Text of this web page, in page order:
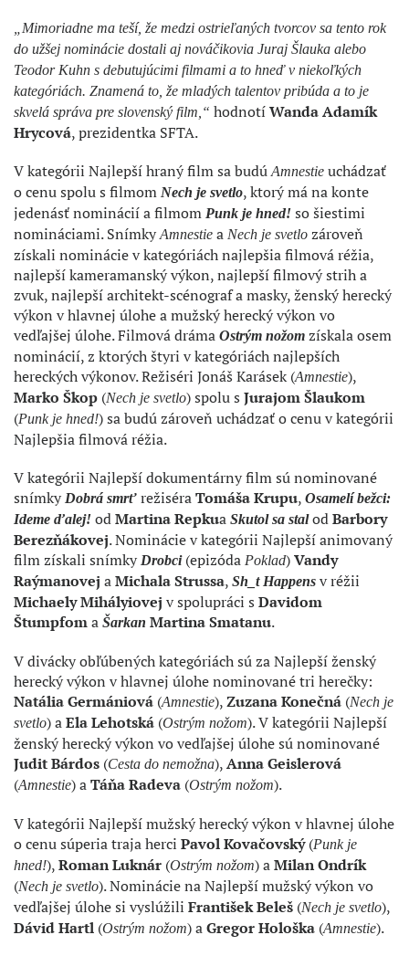
„Mimoriadne ma teší, že medzi ostrieľaných tvorcov sa tento rok
do užšej nominácie dostali aj nováčikovia Juraj Šlauka alebo
Teodor Kuhn s debutujúcimi filmami a to hneď v niekoľkých
kategóriách. Znamená to, že mladých talentov pribúda a to je
skvelá správa pre slovenský film,“ hodnotíWanda Adamík
Hrycová, prezidentka SFTA.
V kategórii Najlepší hraný film sa budúAmnestie uchádzať
o cenu spolu s filmom Nech je svetlo, ktorý má na konte
jedenásť nominácií a filmom Punk je hned! so šiestimi
nomináciami. SnímkyAmnestie a Nech je svetlo zároveň
získali nominácie v kategóriách najlepšia filmová réžia,
najlepší kameramanský výkon, najlepší filmový strih a
zvuk, najlepší architekt-scénograf a masky, ženský herecký
výkon v hlavnej úlohe a mužský herecký výkon vo
vedľajšej úlohe. Filmová dráma Ostrým nožom získala osem
nominácií, z ktorých štyri v kategóriách najlepších
hereckých výkonov. Režiséri Jonáš Karásek (Amnestie),
Marko Škop (Nech je svetlo) spolu s Jurajom Šlaukom
(Punk je hned!) sa budú zároveň uchádzať o cenu v kategórii
Najlepšia filmová réžia.
V kategórii Najlepší dokumentárny film sú nominované
snímky Dobrá smrť režiséraTomáša Krupu, Osamelí bežci:
Ideme ďalej! odMartina Repkua Skutol sa stalodBarbory
Berezňákovej. Nominácie v kategórii Najlepší animovaný
film získali snímky Drobci(epizóda Poklad)Vandy
Raýmanovej aMichala Strussa, Sh_t Happens v réžii
Michaely Mihályiovej v spolupráci s Davidom
Štumpfoma Šarkan Martina Smatanu.
V divácky obľúbených kategóriách sú za Najlepší ženský
herecký výkon v hlavnej úlohe nominované tri herečky:
Natália Germániová (Amnestie),Zuzana Konečná (Nech je
svetlo) aEla Lehotská (Ostrým nožom). V kategórii Najlepší
ženský herecký výkon vo vedľajšej úlohe sú nominované
Judit Bárdos (Cesta do nemožna),Anna Geislerová
(Amnestie) aTáňa Radeva (Ostrým nožom).
V kategórii Najlepší mužský herecký výkon v hlavnej úlohe
o cenu súperia traja herci Pavol Kovačovský(Punk je
hned!),Roman Luknár (Ostrým nožom) aMilan Ondrík
(Nech je svetlo). Nominácie na Najlepší mužský výkon vo
vedľajšej úlohe si vyslúžili František Beleš (Nech je svetlo),
Dávid Hartl (Ostrým nožom) aGregor Hološka (Amnestie).